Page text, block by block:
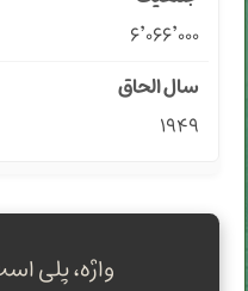
۶٬۰۶۶٬۰۰۰
۱۹۴۹
واژه، پلی